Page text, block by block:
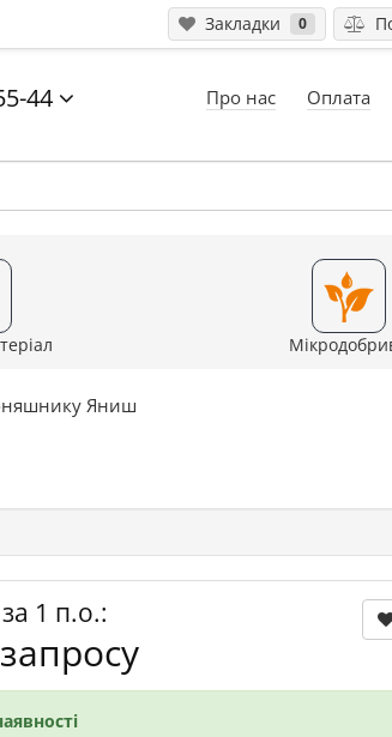
Закладки 0
44 Про нас Оплата
Яниш
1 п.о.: